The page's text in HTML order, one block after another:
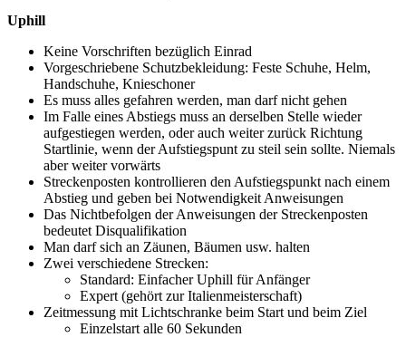
Uphill
Keine Vorschriften bezüglich Einrad
Vorgeschriebene Schutzbekleidung: Feste Schuhe, Helm,
Handschuhe, Knieschoner
Es muss alles gefahren werden, man darf nicht gehen
Im Falle eines Abstiegs muss an derselben Stelle wieder
aufgestiegen werden, oder auch weiter zurück Richtung
Startlinie, wenn der Aufstiegspunt zu steil sein sollte. Niemals
aber weiter vorwärts
Streckenposten kontrollieren den Aufstiegspunkt nach einem
Abstieg und geben bei Notwendigkeit Anweisungen
Das Nichtbefolgen der Anweisungen der Streckenposten
bedeutet Disqualifikation
Man darf sich an Zäunen, Bäumen usw. halten
Zwei verschiedene Strecken:
Standard: Einfacher Uphill für Anfänger
Expert (gehört zur Italienmeisterschaft)
Zeitmessung mit Lichtschranke beim Start und beim Ziel
Einzelstart alle 60 Sekunden